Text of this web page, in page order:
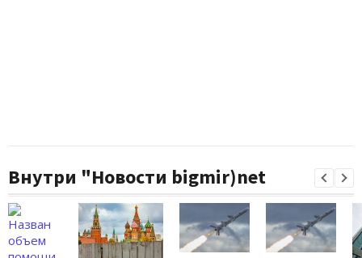
Внутри "Новости bigmir)net